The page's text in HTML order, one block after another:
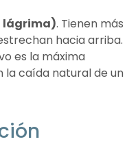
lágrima). Tienen más
hacia arriba.
es la máxima
la caída natural de un